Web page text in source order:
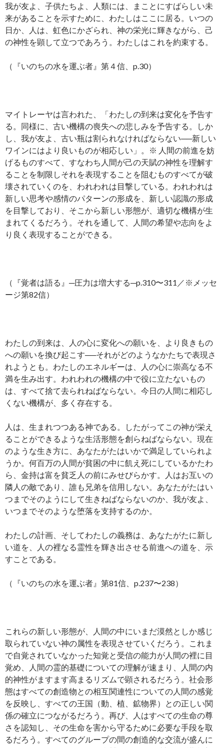
我が友よ、子供たちよ、人類には、まことにすばらしい未
来があることを示すために、わたしはここに居る。いつの
日か、人は、虹色にかざられ、神の栄光に輝きながら、己
の神性を顕して立つであろう。わたしはこれを約束する。
（『いのちの水を運ぶ者』第４信、p.30）
マイトレーヤは言われた、「わたしの到来は変化を予告す
る。同様に、古い機構の喪失への悲しみを予告する。しか
し、我が友よ、古い瓶は割られなければならない──新しい
ワインにはより良いものが相応しい」。※ 人間の前進を妨
げるものすべて、すなわち人間が己の天賦の神性を理解す
ることを制限しそれを表現することを阻むものすべてが破
壊されていくのを、われわれは目撃している。われわれは
新しい思考や感情のパターンの形成を、新しい認識の形成
を目撃しており、そこから新しい形態が、適切な機構が生
まれてくるだろう。それを通して、人間の希望や志向をよ
り良く表現することができる。
（『覚者は語る』─圧力は増大する─p.310〜311／※メッセ
ージ第82信）
わたしの到来は、人の心に変化への願いを、より良きもの
への願いを換び起こす──それがどのようなかたちで表現さ
れようとも。わたしのエネルギーは、人の心に崇高なる不
満を生み出す。われわれの機構の中で役に立たないもの
は、すべて捨て去られねばならない。今日の人間に相応し
くない機構が、多く存在する。
人は、生まれつつある神である。したがってこの神が栄え
ることができるような生活形態を創らねばならない。現在
のような生き方に、あなたがたはいかで満足していられよ
うか。何百万の人間が貧困の中に飢え死にしているかたわ
ら、金持は富を貧乏人の前にみせびらかす。人はお互いの
隣人の敵であり、誰も兄弟を信用しない。あなたがたはい
つまでそのようにして生きねばならないのか、我が友よ、
いつまでそのような堕落を支持するのか。
わたしの計画、そしてわたしの義務は、あなたがたに新し
い道を、人の裡なる霊性を輝き出させる前進への道を、示
すことである。
（『いのちの水を運ぶ者』第81信、p.237〜238）
これらの新しい形態が、人間の中にいまだ漠然としか感じ
取られていない神の属性を表現させていくだろう。これま
で自覚されていなかった知覚と受信の能力が人間の裡に目
覚め、人間の霊的基礎についての理解が速まり、人間の内
的神性がますます高まるリズムで顕されるだろう。社会形
態はすべての創造物との相互関連性についての人間の感覚
を反映し、すべての王国（動、植、鉱物界）との正しい関
係の確立につながるだろう。再び、人はすべての生命の尊
さを認知し、その生命を害から守るために必要な手段を取
るだろう。すべてのグループの間の創造的な交流が盛んに